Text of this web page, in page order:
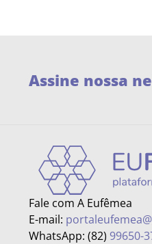
Assine nossa
Fale com A Eufêmea
E-mail:
WhatsApp: (82) 99650-